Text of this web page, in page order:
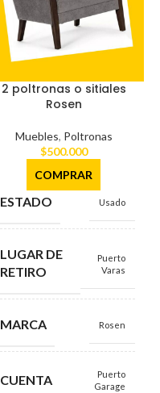
2 poltronas o sitiales
Rosen
Muebles, Poltronas
$500.000
COMPRAR
ESTADO Usado
LUGAR DE
RETIRO
Puerto
Varas
MARCA Rosen
CUENTA
Puerto
Garage